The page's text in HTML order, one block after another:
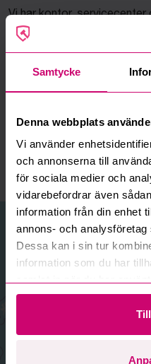
Samtycke
Denna webbplats
Vi använder
och annonserna till
för sociala medier och
vidarebefordrar även
information från din enhet
annons- och
Dessa kan i sin tur
information som du har
Vi har kontor, servicecenter
Sverige för att kunna hjälpa
Välj anläggning:
Adress:
+
−